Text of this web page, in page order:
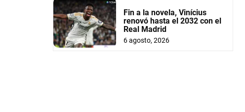
Fin a la novela, Vinícius
renovó hasta el 2032 con el
Real Madrid
6 agosto, 2026